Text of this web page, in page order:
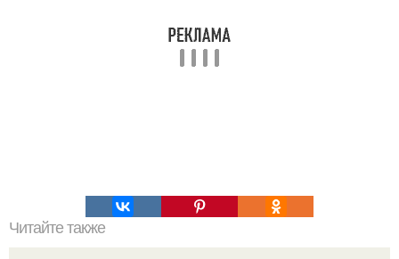
Читайте также